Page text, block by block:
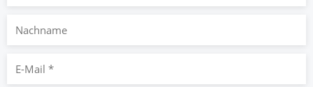
Nachname
Mail